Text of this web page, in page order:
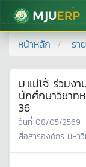
มหาวิทยาลัยแม่โจ้
หน้าหลัก รา
ม.แม่โจ้ ร่วมง
นักศึกษาวิชา
36
วันที่ 08/05/2569
สื่อสารองค์กร มหา